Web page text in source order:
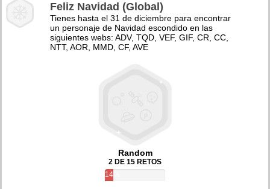
Feliz Navidad (Global)
Tienes hasta el 31 de diciembre para encontrar
un personaje de Navidad escondido en las
siguientes webs: ADV, TQD, VEF, GIF, CR, CC,
NTT, AOR, MMD, CF, AVE
Random
2 DE 15 RETOS
14%